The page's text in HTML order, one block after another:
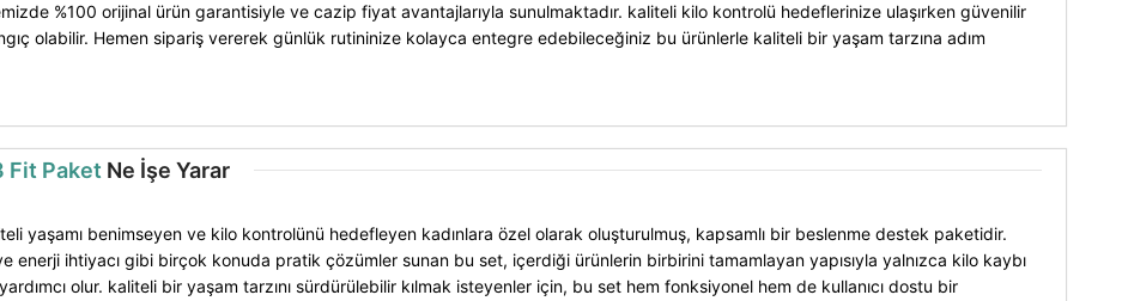
%100 orijinal ürün garantisiyle ve cazip fiyat avantajlarıyla sunulmaktadır. kaliteli kilo kontrolü hedeflerinize ulaşırken güvenilir
olabilir. Hemen sipariş vererek günlük rutininize kolayca entegre edebileceğiniz bu ürünlerle kaliteli bir yaşam tarzına adım
Fit Paket Ne İşe Yarar
yaşamı benimseyen ve kilo kontrolünü hedefleyen kadınlara özel olarak oluşturulmuş, kapsamlı bir beslenme destek paketidir.
ihtiyacı gibi birçok konuda pratik çözümler sunan bu set, içerdiği ürünlerin birbirini tamamlayan yapısıyla yalnızca kilo kaybı
olur. kaliteli bir yaşam tarzını sürdürülebilir kılmak isteyenler için, bu set hem fonksiyonel hem de kullanıcı dostu bir